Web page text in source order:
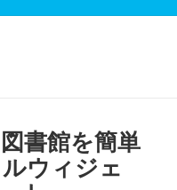
書館を簡単
ウィジェ